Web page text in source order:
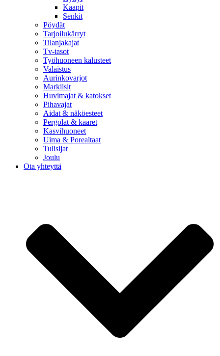
Kaapit
Senkit
Pöydät
Tarjoilukärryt
Tilanjakajat
Tv-tasot
Työhuoneen kalusteet
Valaistus
Aurinkovarjot
Markiisit
Huvimajat & katokset
Pihavajat
Aidat & näköesteet
Pergolat & kaaret
Kasvihuoneet
Uima & Porealtaat
Tulisijat
Joulu
Ota yhteyttä